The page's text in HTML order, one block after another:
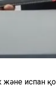
испан